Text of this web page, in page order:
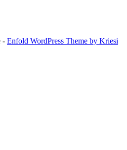
- Enfold WordPress Theme by Kriesi